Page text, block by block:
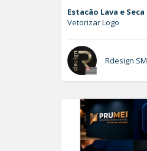
Estacão Lava e Seca
Vetorizar Logo
Rdesign SM